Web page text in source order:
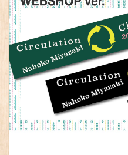
【グッズ】「Circulation」マ
ver.